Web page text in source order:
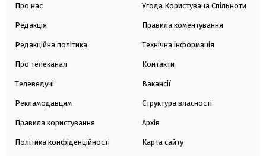
Про нас
Редакція
Редакційна політика
Про телеканал
Телеведучі
Рекламодавцям
Правила користування
Політика конфіденційності
Угода Користувача Спільноти
Правила коментування
Технічна інформація
Контакти
Вакансії
Структура власності
Архів
Карта сайту